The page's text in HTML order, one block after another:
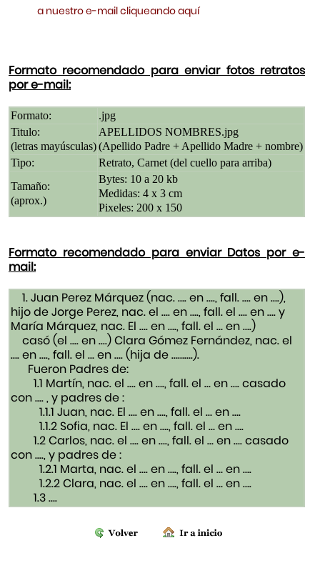
a nuestro e-mail cliqueando aquí
Formato recomendado para enviar fotos retratos
por e-mail:
Formato:
.jpg
Titulo:
(letras mayúsculas)
APELLIDOS NOMBRES.jpg
(Apellido Padre + Apellido Madre + nombre)
Tipo:
Retrato, Carnet (del cuello para arriba)
Tamaño:
(aprox.)
Bytes: 10 a 20 kb
Medidas: 4 x 3 cm
Pixeles: 200 x 150
Formato recomendado para enviar Datos por e-
mail:
1. Juan Perez Márquez (nac. …. en …., fall. …. en ….),
hijo de Jorge Perez, nac. el …. en …., fall. el …. en …. y
María Márquez, nac. El …. en …., fall. el … en ….)
casó (el .... en ....) Clara Gómez Fernández, nac. el
…. en …., fall. el … en …. (hija de ……….).
Fueron Padres de:
1.1 Martín, nac. el …. en …., fall. el … en …. casado
con .... , y padres de :
1.1.1 Juan, nac. El …. en …., fall. el … en ….
1.1.2 Sofia, nac. El …. en …., fall. el … en ….
1.2 Carlos, nac. el …. en …., fall. el … en …. casado
con ...., y padres de :
1.2.1 Marta, nac. el …. en …., fall. el … en ….
1.2.2 Clara, nac. el …. en …., fall. el … en ….
1.3 ….